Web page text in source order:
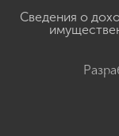
Сведения о